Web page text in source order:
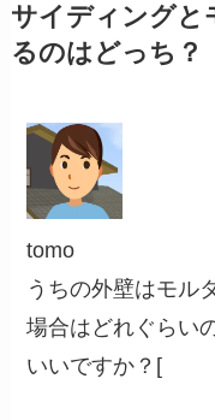
サイディングと
るのはどっち？
tomo
うちの外壁はモル
場合はどれぐらい
いいですか？[